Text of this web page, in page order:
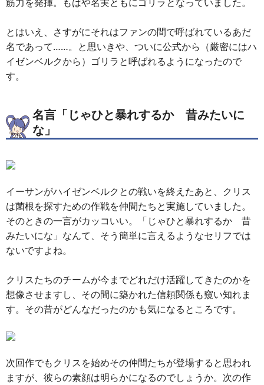
とはいえ、さすがにそれはファンの間で呼ばれているあだ
名であって……。と思いきや、ついに公式から（厳密にはハ
イゼンベルクから）ゴリラと呼ばれるようになったので
す。
名言「じゃひと暴れするか 昔みたいに
な」
イーサンがハイゼンベルクとの戦いを終えたあと、クリス
は菌根を探すための作戦を仲間たちと実施していました。
そのときの一言がカッコいい。「じゃひと暴れするか 昔
みたいにな」なんて、そう簡単に言えるようなセリフでは
ないですよね。
クリスたちのチームが今までどれだけ活躍してきたのかを
想像させますし、その間に築かれた信頼関係も窺い知れま
す。その昔がどんなだったのかも気になるところです。
次回作でもクリスを始めその仲間たちが登場すると思われ
ますが、彼らの素顔は明らかになるのでしょうか。次の作